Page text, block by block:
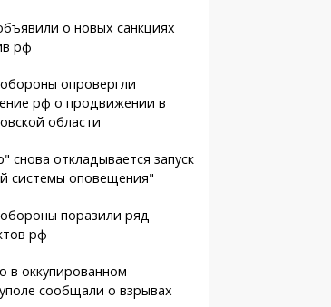
о новых санкциях
рф
опровергли
рф о продвижении в
области
снова откладывается запуск
системы оповещения"
поразили ряд
рф
в оккупированном
сообщали о взрывах